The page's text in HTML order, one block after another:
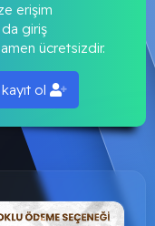
erişim
da giriş
ücretsizdir.
ol